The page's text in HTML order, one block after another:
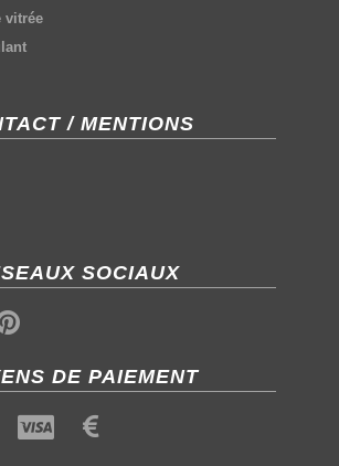
vitrée
/ MENTIONS
SOCIAUX
DE PAIEMENT